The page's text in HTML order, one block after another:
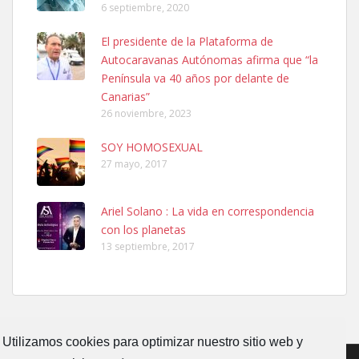
Utilizamos cookies para optimizar nuestro sitio web y
Ninfa perdida
El día 5 se los perdió una ninfa papillera, asustada tiene miedo a la
calle, se perdió por la zon...
Leales.org » Gran Canaria
6.7.2025
Adopcion
Busco casa de acogida para mi perrita ya que por temas de trabajo
no la puedo tener. Solo gente r...
6 septiembre, 2020
El presidente de la Plataforma de
Autocaravanas Autónomas afirma que “la
Península va 40 años por delante de
Canarias”
26 noviembre, 2023
SOY HOMOSEXUAL
27 mayo, 2017
Ariel Solano : La vida en correspondencia
con los planetas
13 septiembre, 2017